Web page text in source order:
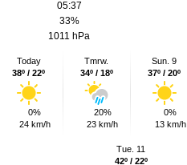
05:37
33%
1011 hPa
Today
38º / 22º
0%
24 km/h
Tmrw.
34º / 18º
20%
23 km/h
Sun. 9
37º / 20º
0%
13 km/h
Tue. 11
42º / 22º